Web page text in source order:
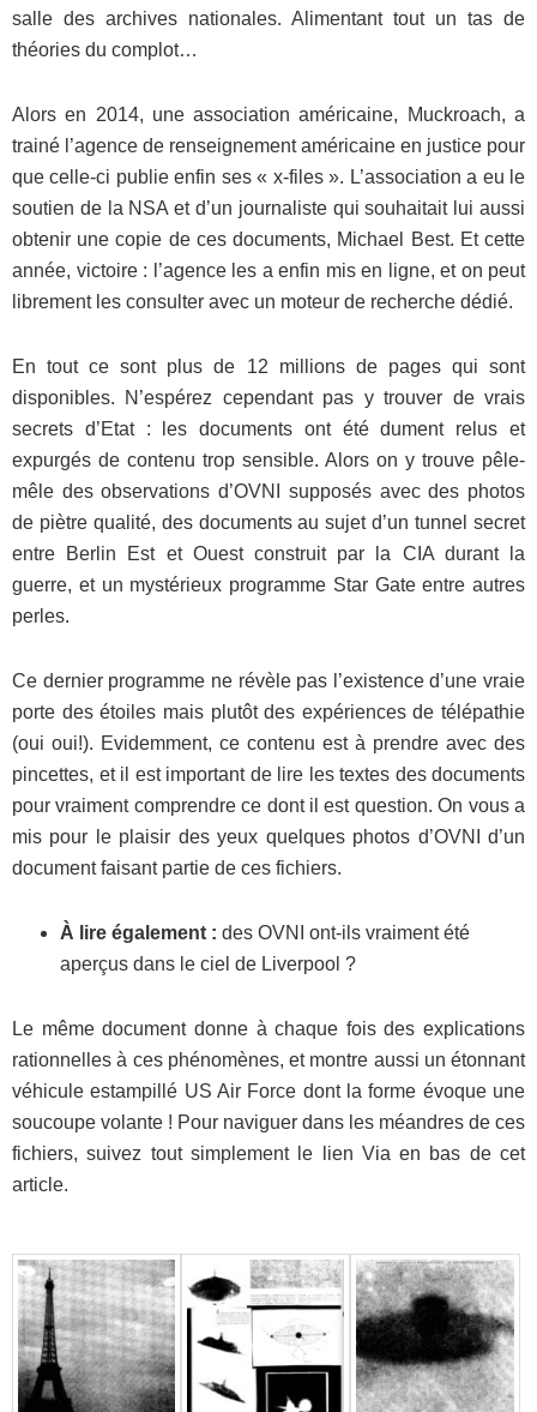
salle des archives nationales. Alimentant tout un tas de
théories du complot…
Alors en 2014, une association américaine, Muckroach, a
trainé l’agence de renseignement américaine en justice pour
que celle-ci publie enfin ses « x-files ». L’association a eu le
soutien de la NSA et d’un journaliste qui souhaitait lui aussi
obtenir une copie de ces documents, Michael Best. Et cette
année, victoire : l’agence les a enfin mis en ligne, et on peut
librement les consulter avec un moteur de recherche dédié.
En tout ce sont plus de 12 millions de pages qui sont
disponibles. N’espérez cependant pas y trouver de vrais
secrets d’Etat : les documents ont été dument relus et
expurgés de contenu trop sensible. Alors on y trouve pêle-
mêle des observations d’OVNI supposés avec des photos
de piètre qualité, des documents au sujet d’un tunnel secret
entre Berlin Est et Ouest construit par la CIA durant la
guerre, et un mystérieux programme Star Gate entre autres
perles.
Ce dernier programme ne révèle pas l’existence d’une vraie
porte des étoiles mais plutôt des expériences de télépathie
(oui oui!). Evidemment, ce contenu est à prendre avec des
pincettes, et il est important de lire les textes des documents
pour vraiment comprendre ce dont il est question. On vous a
mis pour le plaisir des yeux quelques photos d’OVNI d’un
document faisant partie de ces fichiers.
À lire également : des OVNI ont-ils vraiment été
aperçus dans le ciel de Liverpool ?
Le même document donne à chaque fois des explications
rationnelles à ces phénomènes, et montre aussi un étonnant
véhicule estampillé US Air Force dont la forme évoque une
soucoupe volante ! Pour naviguer dans les méandres de ces
fichiers, suivez tout simplement le lien Via en bas de cet
article.